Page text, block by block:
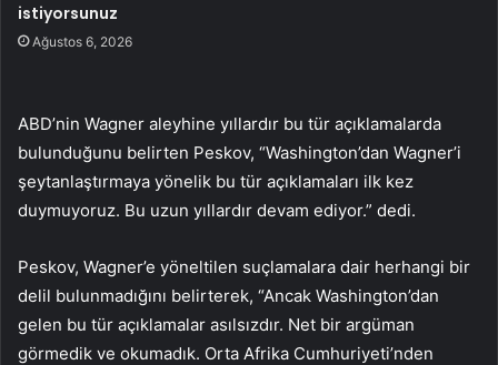
istiyorsunuz
Ağustos 6, 2026
ABD’nin Wagner aleyhine yıllardır bu tür açıklamalarda
bulunduğunu belirten Peskov, “Washington’dan Wagner’i
şeytanlaştırmaya yönelik bu tür açıklamaları ilk kez
duymuyoruz. Bu uzun yıllardır devam ediyor.” dedi.
Peskov, Wagner’e yöneltilen suçlamalara dair herhangi bir
delil bulunmadığını belirterek, “Ancak Washington’dan
gelen bu tür açıklamalar asılsızdır. Net bir argüman
görmedik ve okumadık. Orta Afrika Cumhuriyeti’nden